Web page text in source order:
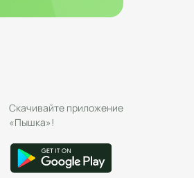
Скачивайте приложение
«Пышка»!